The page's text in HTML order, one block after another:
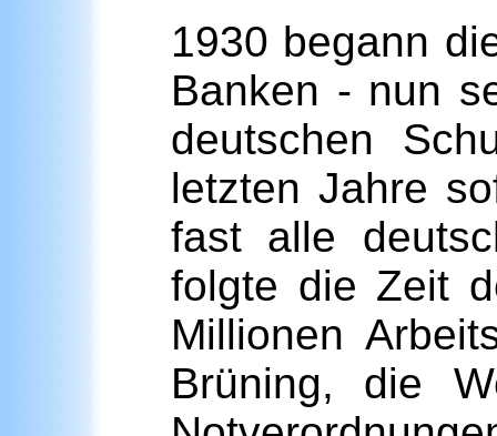
1930 begann
Banken - nun
deutschen
letzten Jahre
fast alle
folgte die Zeit
Millionen
Brüning, die